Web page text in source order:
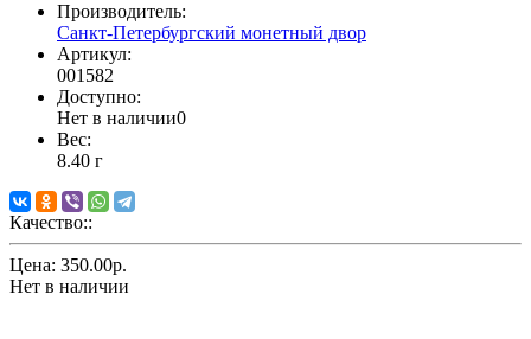
Производитель:
Санкт-Петербургский монетный двор
Артикул:
001582
Доступно:
Нет в наличии0
Вес:
8.40 г
Качество::
Цена: 350.00р.
Нет в наличии